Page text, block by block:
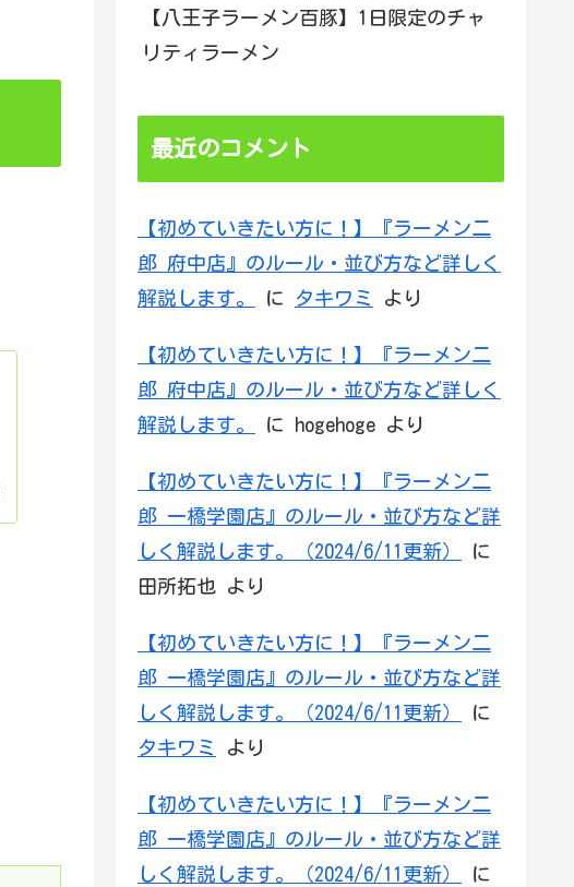
【八王子ラーメン百豚】1日限定のチャ
リティラーメン
最近のコメント
【初めていきたい方に！】『ラーメン二
郎 府中店』のルール・並び方など詳しく
解説します。
に タキワミ より
【初めていきたい方に！】『ラーメン二
郎 府中店』のルール・並び方など詳しく
解説します。
に hogehoge より
【初めていきたい方に！】『ラーメン二
郎 一橋学園店』のルール・並び方など詳
しく解説します。（2024/6/11更新）
に
田所拓也 より
【初めていきたい方に！】『ラーメン二
郎 一橋学園店』のルール・並び方など詳
しく解説します。（2024/6/11更新）
に
タキワミ
より
【初めていきたい方に！】『ラーメン二
郎 一橋学園店』のルール・並び方など詳
しく解説します。（2024/6/11更新）
に